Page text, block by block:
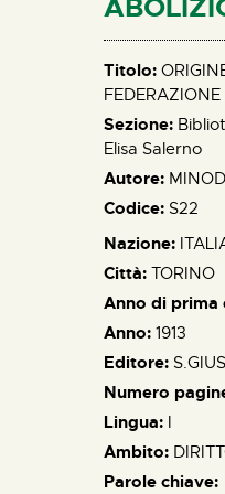
BIBLIOTECA
ELISA
CONTATTI
Titolo:
Sezione:
Elisa Salerno
Autore:
Codice: S22
Nazione:
Città: TORINO
Anno di prima
Anno: 1913
Editore:
Numero
Lingua: I
Ambito:
Parole chiave: